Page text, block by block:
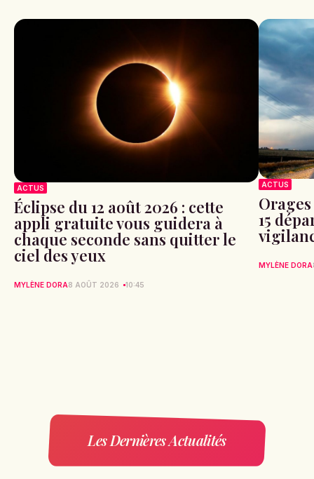
ACTUS
Éclipse du 12 août 2026 : cette
appli gratuite vous guidera à
chaque seconde sans quitter le
ciel des yeux
MYLÈNE DORA8 AOÛT 2026 10:45
ACTUS
15
MYLÈNE DORA
Les Dernières Actualités